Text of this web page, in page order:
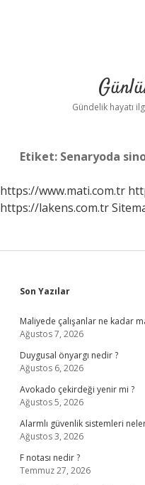
Gündelik hayatı
Etiket: Senaryoda
https://www.mati.com.tr
https://lakens.com.tr
Sidebar
Son Yazılar
Maliyede çalışanlar ne kadar
Ağustos 7, 2026
Duygusal önyargı nedir ?
Ağustos 6, 2026
Avokado çekirdeği yenir mi ?
Ağustos 5, 2026
Alarmlı güvenlik sistemleri
Ağustos 3, 2026
F notası nedir ?
Temmuz 27, 2026